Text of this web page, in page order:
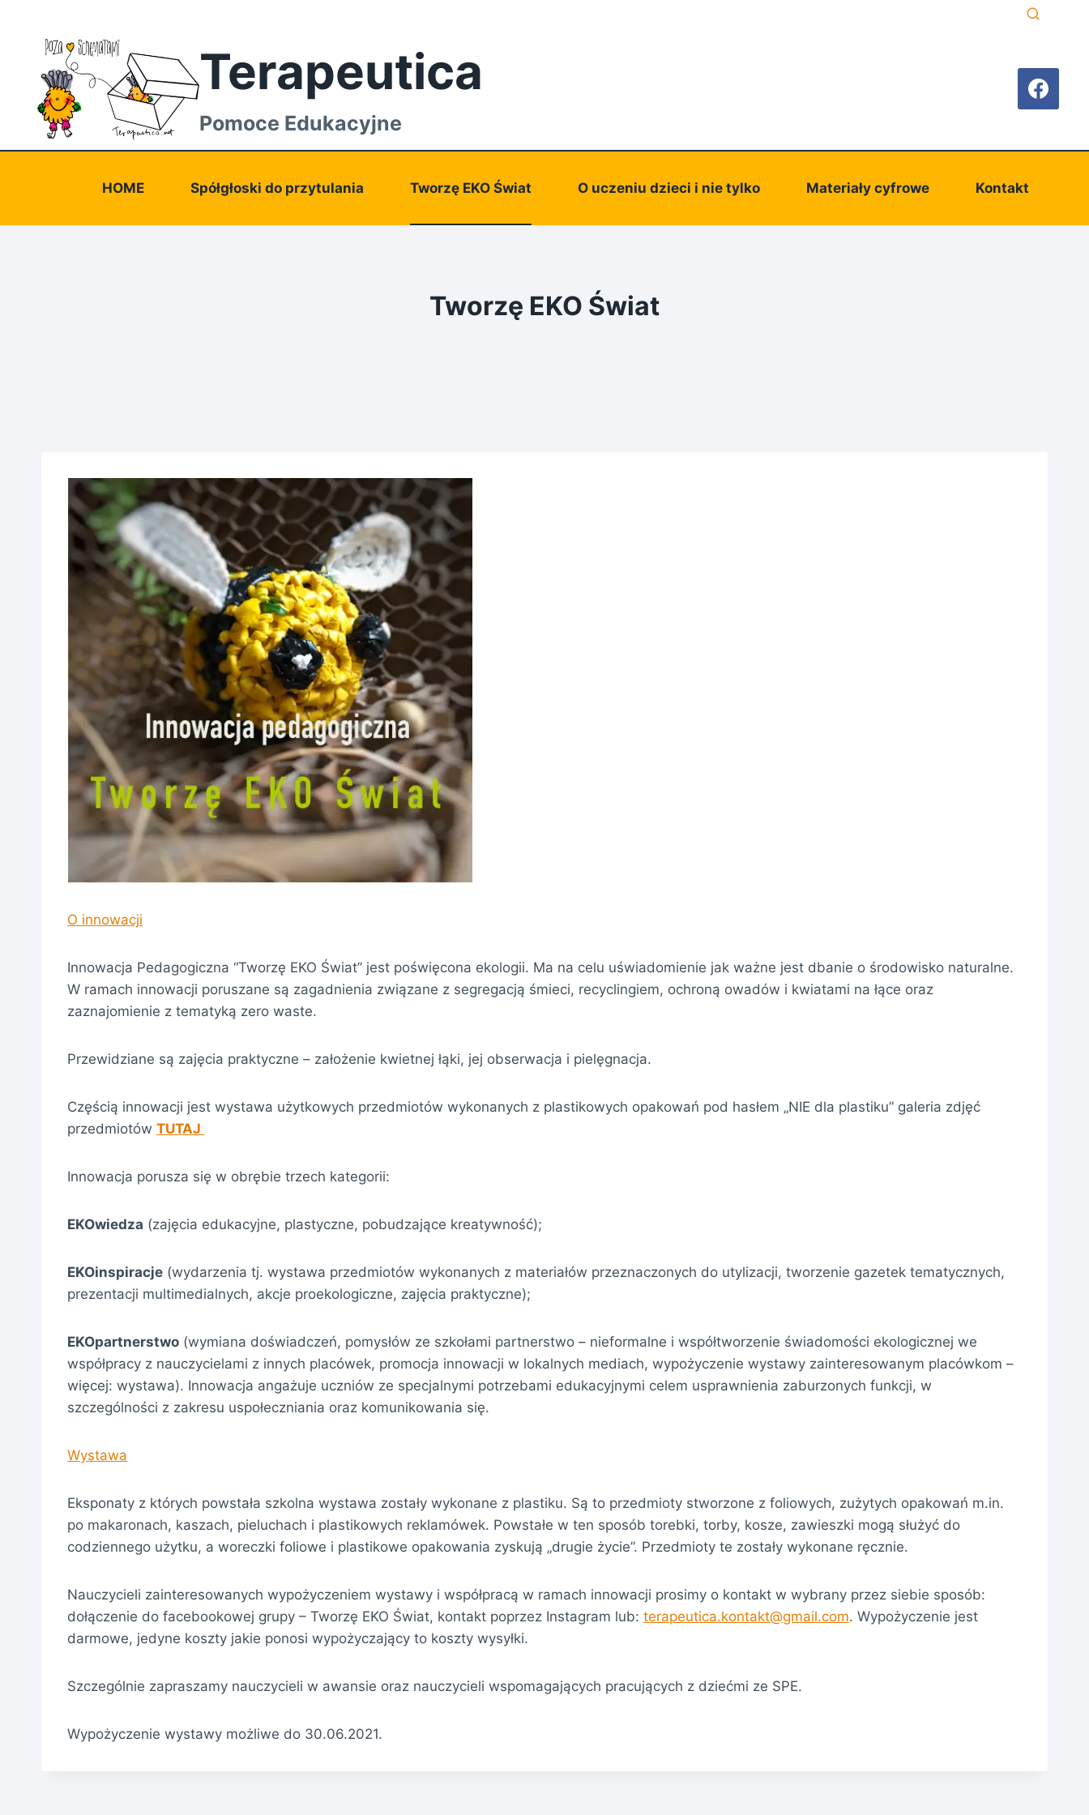
Terapeutica
Pomoce Edukacyjne
HOME Spółgłoski do przytulania Tworzę EKO Świat O uczeniu dzieci i nie tylko Materiały cyfrowe Kontakt
Tworzę EKO Świat
O innowacji
Innowacja Pedagogiczna “Tworzę EKO Świat” jest poświęcona ekologii. Ma na celu uświadomienie jak ważne jest dbanie o środowisko naturalne.
W ramach innowacji poruszane są zagadnienia związane z segregacją śmieci, recyclingiem, ochroną owadów i kwiatami na łące oraz
zaznajomienie z tematyką zero waste.
Przewidziane są zajęcia praktyczne – założenie kwietnej łąki, jej obserwacja i pielęgnacja.
Częścią innowacji jest wystawa użytkowych przedmiotów wykonanych z plastikowych opakowań pod hasłem „NIE dla plastiku” galeria zdjęć
przedmiotów TUTAJ
Innowacja porusza się w obrębie trzech kategorii:
EKOwiedza (zajęcia edukacyjne, plastyczne, pobudzające kreatywność);
EKOinspiracje (wydarzenia tj. wystawa przedmiotów wykonanych z materiałów przeznaczonych do utylizacji, tworzenie gazetek tematycznych,
prezentacji multimedialnych, akcje proekologiczne, zajęcia praktyczne);
EKOpartnerstwo (wymiana doświadczeń, pomysłów ze szkołami partnerstwo – nieformalne i współtworzenie świadomości ekologicznej we
współpracy z nauczycielami z innych placówek, promocja innowacji w lokalnych mediach, wypożyczenie wystawy zainteresowanym placówkom –
więcej: wystawa). Innowacja angażuje uczniów ze specjalnymi potrzebami edukacyjnymi celem usprawnienia zaburzonych funkcji, w
szczególności z zakresu uspołeczniania oraz komunikowania się.
Wystawa
Eksponaty z których powstała szkolna wystawa zostały wykonane z plastiku. Są to przedmioty stworzone z foliowych, zużytych opakowań m.in.
po makaronach, kaszach, pieluchach i plastikowych reklamówek. Powstałe w ten sposób torebki, torby, kosze, zawieszki mogą służyć do
codziennego użytku, a woreczki foliowe i plastikowe opakowania zyskują „drugie życie”. Przedmioty te zostały wykonane ręcznie.
Nauczycieli zainteresowanych wypożyczeniem wystawy i współpracą w ramach innowacji prosimy o kontakt w wybrany przez siebie sposób:
dołączenie do facebookowej grupy – Tworzę EKO Świat, kontakt poprzez Instagram lub: terapeutica.kontakt@gmail.com. Wypożyczenie jest
darmowe, jedyne koszty jakie ponosi wypożyczający to koszty wysyłki.
Szczególnie zapraszamy nauczycieli w awansie oraz nauczycieli wspomagających pracujących z dziećmi ze SPE.
Wypożyczenie wystawy możliwe do 30.06.2021.